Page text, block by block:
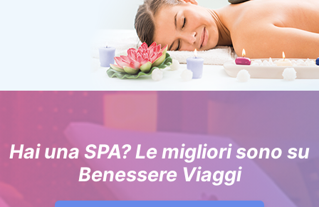
Hai una SPA? Le migliori sono su
Benessere Viaggi